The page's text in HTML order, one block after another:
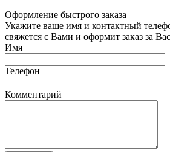
Оформление быстрого заказа
Укажите ваше имя и контактный
свяжется с Вами и оформит заказ за
Имя
Телефон
Комментарий